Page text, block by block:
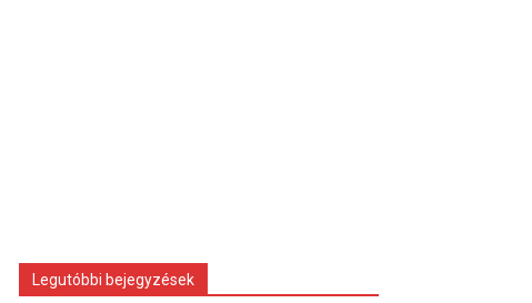
Legutóbbi bejegyzések